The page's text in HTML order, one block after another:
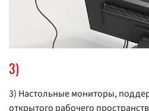
3)
3) Настольные мониторы,
открытого рабочего